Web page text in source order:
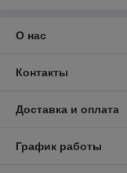
О нас
Контакты
Доставка и оплата
График работы